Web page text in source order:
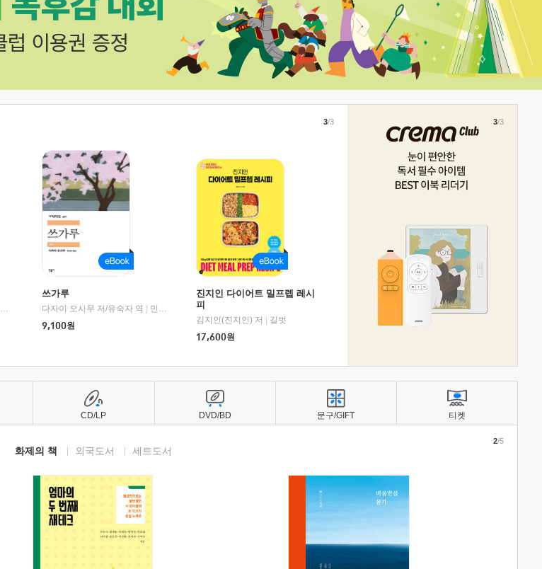
제이미 러시,톰 올릭,스테파니 플랜더스 편저/임경은 역/박정호 감수 |
교보문고
쓰가루
다자이 오사무 저/유숙자 역
민음사
9,100원
진지인 다이어트 밀프렙 레시
피
김지인(진지인) 저
길벗
17,600원
3/3 3/3
화제의 책 외국도서 세트도서
2/5
CD/LP DVD/BD 문구/GIFT 티켓